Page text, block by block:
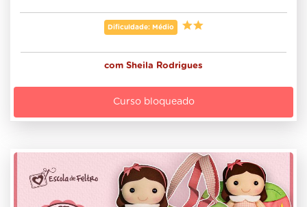
Dificuldade: Médio
com Sheila Rodrigues
Curso bloqueado